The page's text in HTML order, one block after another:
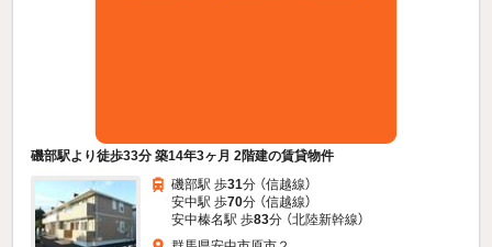
磯部駅より徒歩33分 築14年3ヶ月 2階建の賃貸物件
磯部駅 歩31分 （信越線）
安中駅 歩70分 （信越線）
安中榛名駅 歩83分 （北陸新幹線）